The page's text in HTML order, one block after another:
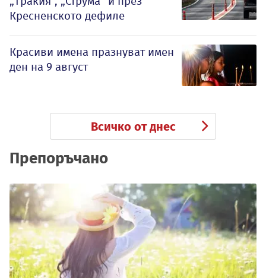
Кресненското дефиле
Красиви имена празнуват имен
ден на 9 август
Всичко от днес
Препоръчано